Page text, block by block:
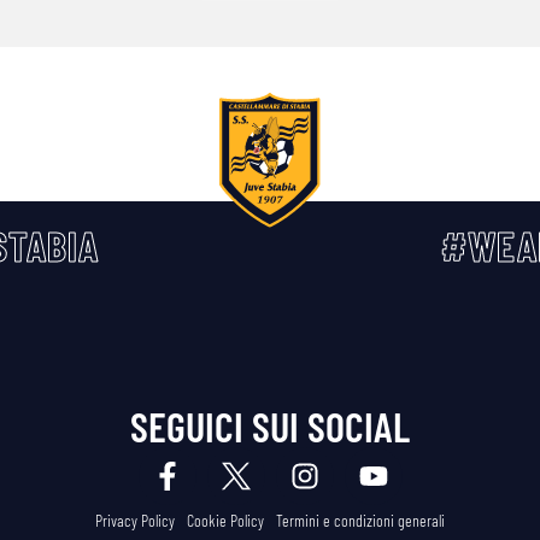
SEGUICI SUI SOCIAL
Privacy Policy Cookie Policy Termini e condizioni generali